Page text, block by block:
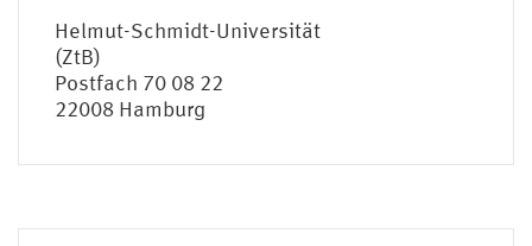
Helmut-Schmidt-Universität
(ZtB)
Postfach 70 08 22
22008 Hamburg